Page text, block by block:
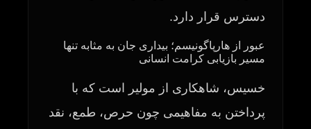
دسترس قرار دارد.
عبور از هارپاگونیسم؛ بیداری جان به مثابه تنها
مسیر بازیابی کرامت انسانی
خسیس، شاهکاری از مولیر است که با
پرداختن به مفاهیمی چون حرص، طمع، نقد